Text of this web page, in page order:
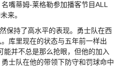
嘴蒂姆-莱格勒参加播客节目ALL
来。
保持了高水平的表现。勇士队在西
库里现在的状态与五年前一样出
能并不总是那么抢眼，但他的加入
士队在他的带领下防守和罚球命中